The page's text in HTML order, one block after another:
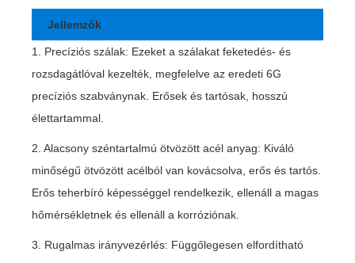
Jellemzők
1. Precíziós szálak: Ezeket a szálakat feketedés- és
rozsdagátlóval kezelték, megfelelve az eredeti 6G
precíziós szabványnak. Erősek és tartósak, hosszú
élettartammal.
2. Alacsony széntartalmú ötvözött acél anyag: Kiváló
minőségű ötvözött acélból van kovácsolva, erős és tartós.
Erős teherbíró képességgel rendelkezik, ellenáll a magas
hőmérsékletnek és ellenáll a korróziónak.
3. Rugalmas irányvezérlés: Függőlegesen elfordítható